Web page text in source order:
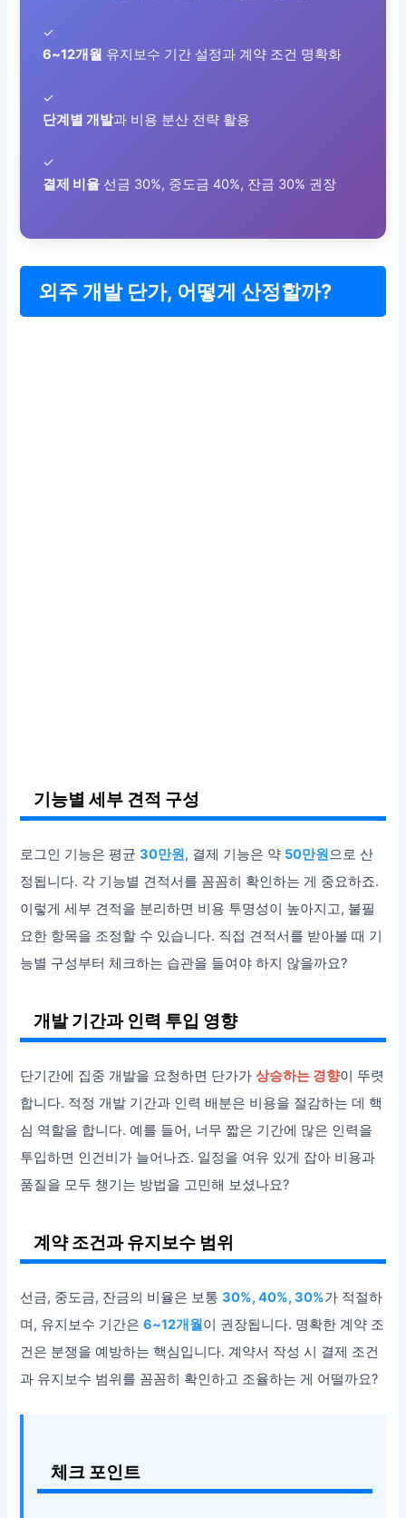
✓
6~12개월 유지보수 기간 설정과 계약 조건 명확화
✓
단계별 개발과 비용 분산 전략 활용
✓
결제 비율 선금 30%, 중도금 40%, 잔금 30% 권장
외주 개발 단가, 어떻게 산정할까?
기능별 세부 견적 구성
로그인 기능은 평균30만원, 결제 기능은 약 50만원으로 산
정됩니다. 각 기능별 견적서를 꼼꼼히 확인하는 게 중요하죠.
이렇게 세부 견적을 분리하면 비용 투명성이 높아지고, 불필
요한 항목을 조정할 수 있습니다. 직접 견적서를 받아볼 때 기
능별 구성부터 체크하는 습관을 들여야 하지 않을까요?
개발 기간과 인력 투입 영향
단기간에 집중 개발을 요청하면 단가가상승하는 경향이 뚜렷
합니다. 적정 개발 기간과 인력 배분은 비용을 절감하는 데 핵
심 역할을 합니다. 예를 들어, 너무 짧은 기간에 많은 인력을
투입하면 인건비가 늘어나죠. 일정을 여유 있게 잡아 비용과
품질을 모두 챙기는 방법을 고민해 보셨나요?
계약 조건과 유지보수 범위
선금, 중도금, 잔금의 비율은 보통30%, 40%, 30%가 적절하
며, 유지보수 기간은6~12개월 이 권장됩니다. 명확한 계약 조
건은 분쟁을 예방하는 핵심입니다. 계약서 작성 시 결제 조건
과 유지보수 범위를 꼼꼼히 확인하고 조율하는 게 어떨까요?
체크 포인트